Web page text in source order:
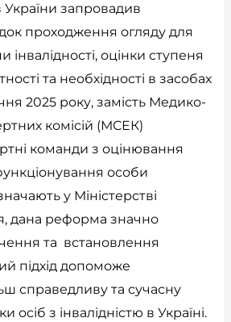
України запровадив
проходження огляду для
інвалідності, оцінки ступеня
та необхідності в засобах
2025 року, замість Медико-
комісій (МСЕК)
команди з оцінювання
особи
у Міністерстві
дана реформа значно
та встановлення
підхід допоможе
справедливу та сучасну
осіб з інвалідністю в Україні.